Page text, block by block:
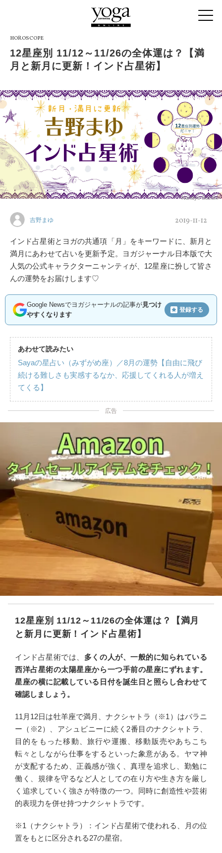
HOROSCOPE
12星座別 11/12～11/26の全体運は？【満
月と新月に更新！インド占星術】
Nanayo Suzuki
吉野まゆ 2019-11-12
インド占星術とヨガの共通項「月」をキーワードに、新月と
満月にあわせて占いを更新予定。ヨガジャーナル日本版で大
人気の公式キャラクターニャンティが、12星座に扮して皆さ
んの運勢をお届けします♡
Google Newsでヨガジャーナルの記事が見つけ
やすくなります
登録する
あわせて読みたい
Sayaの星占い（みずがめ座）／8月の運勢【自由に飛び
続ける難しさも実感するなか、応援してくれる人が増え
てくる】
広告
12星座別 11/12～11/26の全体運は？【満月
と新月に更新！インド占星術】
インド占星術では、 多くの人が、一般的に知られている
西洋占星術の太陽星座から一つ手前の星座にずれます。
星座の横に記載している日付を誕生日と照らし合わせて
確認しましょう。
11月12日は牡羊座で満月、ナクシャトラ（※1）はバラニ
ー（※2）、アシュビニーに続く2番目のナクシャトラ、
目的をもった移動、旅行や運搬、移動販売やあちこち
転々としながら仕事をするといった象意がある。ヤマ神
が支配するため、正義感が強く、真理を追求し、勤勉に
働く、規律を守るなど人としての在り方や生き方を厳し
く追求していく強さが特徴の一つ。同時に創造性や芸術
的表現力を併せ持つナクシャトラです。
※1（ナクシャトラ）：インド占星術で使われる、月の位
置をもとに区分される27の星宿。